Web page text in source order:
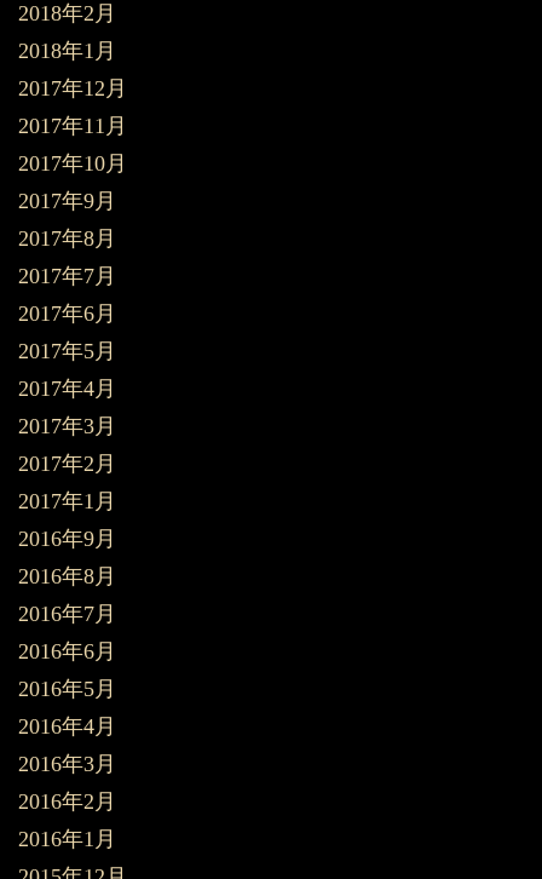
2018年2月
2018年1月
2017年12月
2017年11月
2017年10月
2017年9月
2017年8月
2017年7月
2017年6月
2017年5月
2017年4月
2017年3月
2017年2月
2017年1月
2016年9月
2016年8月
2016年7月
2016年6月
2016年5月
2016年4月
2016年3月
2016年2月
2016年1月